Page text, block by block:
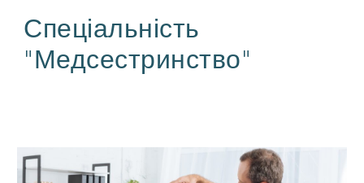
Спеціальність
"Медсестринство"